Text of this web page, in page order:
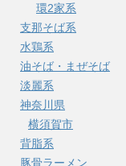
環2家系
支那そば系
水鶏系
油そば・まぜそば
淡麗系
神奈川県
横須賀市
背脂系
豚骨ラーメン